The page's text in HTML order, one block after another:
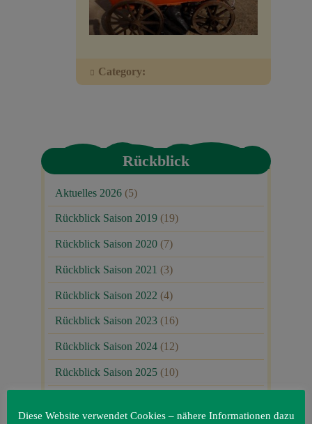
Veranstaltungen
Category:
Rückblick
Aktuelles 2026 (5)
Rückblick Saison 2019 (19)
Rückblick Saison 2020 (7)
Rückblick Saison 2021 (3)
Rückblick Saison 2022 (4)
Rückblick Saison 2023 (16)
Rückblick Saison 2024 (12)
Rückblick Saison 2025 (10)
Diese Website verwendet Cookies – nähere Informationen dazu